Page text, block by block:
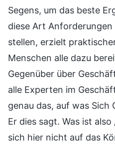
Segens, um das beste
diese Art
stellen, erzielt
Menschen alle dazu
Gegenüber über
alle Experten im
genau das, auf was
Er dies sagt. Was ist also
sich hier nicht auf das